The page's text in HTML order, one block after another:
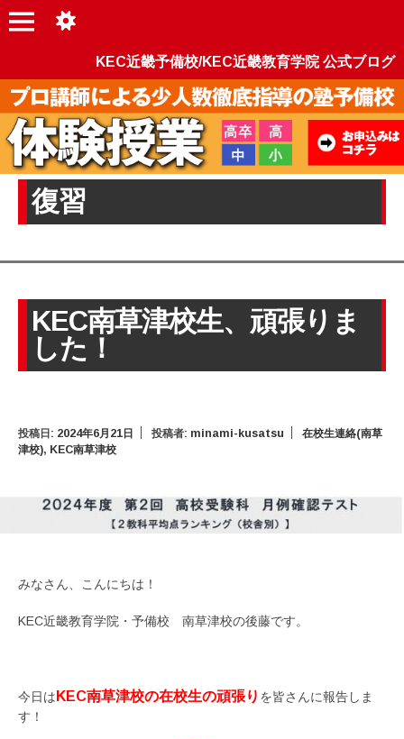
KEC近畿予備校/KEC近畿教育学院 公式ブログ
復習
KEC南草津校生、頑張りま
した！
投稿日: 2024年6月21日 投稿者: minami-kusatsu
在校生連絡(南草
津校), KEC南草津校
みなさん、こんにちは！
KEC近畿教育学院・予備校 南草津校の後藤です。
今日は KEC南草津校の在校生の頑張り を皆さんに報告しま
す！